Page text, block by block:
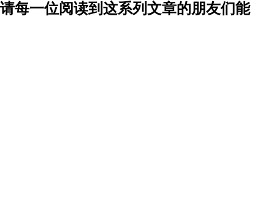
每一位阅读到这系列文章的朋友们能